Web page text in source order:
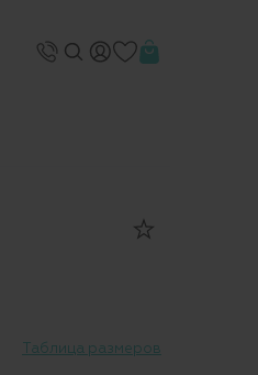
Таблица размеров